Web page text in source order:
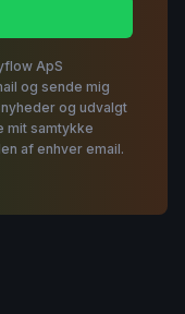
ApS
og sende mig
og udvalgt
mit samtykke
af enhver email.